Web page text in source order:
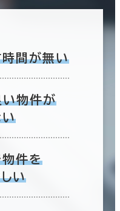
間が無い
物件が
い
件を
い